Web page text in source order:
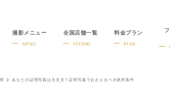
スタジオ728
撮影メニュー
MENU
全国店舗一覧
STUDIO
料金プラン
PLAN
あなたの証明写真は大丈夫？証明写真でおさえるべき絶対条件